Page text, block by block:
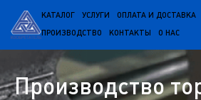
КАТАЛОГ УСЛУГИ ОПЛАТА И ДОСТАВКА
ПРОИЗВОДСТВО КОНТАКТЫ О НАС
Производство